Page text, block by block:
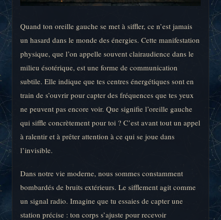
Quand ton oreille gauche se met à siffler, ce n’est jamais
un hasard dans le monde des énergies. Cette manifestation
physique, que l’on appelle souvent clairaudience dans le
milieu ésotérique, est une forme de communication
subtile. Elle indique que tes centres énergétiques sont en
train de s’ouvrir pour capter des fréquences que tes yeux
ne peuvent pas encore voir. Que signifie l’oreille gauche
qui siffle concrètement pour toi ? C’est avant tout un appel
à ralentir et à prêter attention à ce qui se joue dans
l’invisible.
Dans notre vie moderne, nous sommes constamment
bombardés de bruits extérieurs. Le sifflement agit comme
un signal radio. Imagine que tu essaies de capter une
station précise : ton corps s’ajuste pour recevoir